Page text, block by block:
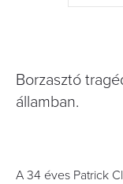
Borzasztó
államban.
A 34 éves Patrick